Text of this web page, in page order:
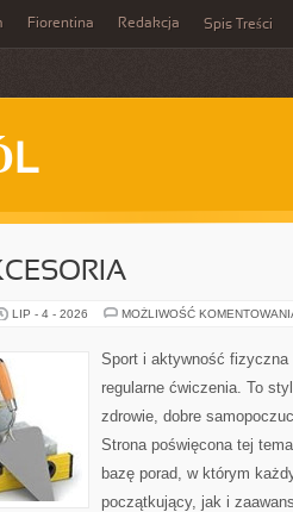
Fiorentina Redakcja Spis Treści
LIP - 4 - 2026 MOŻLIWOŚĆ
Sport i aktywność
regularne ćwiczenia. To
zdrowie, dobre
Strona poświęcona tej
bazę porad, w którym
początkujący, jak i